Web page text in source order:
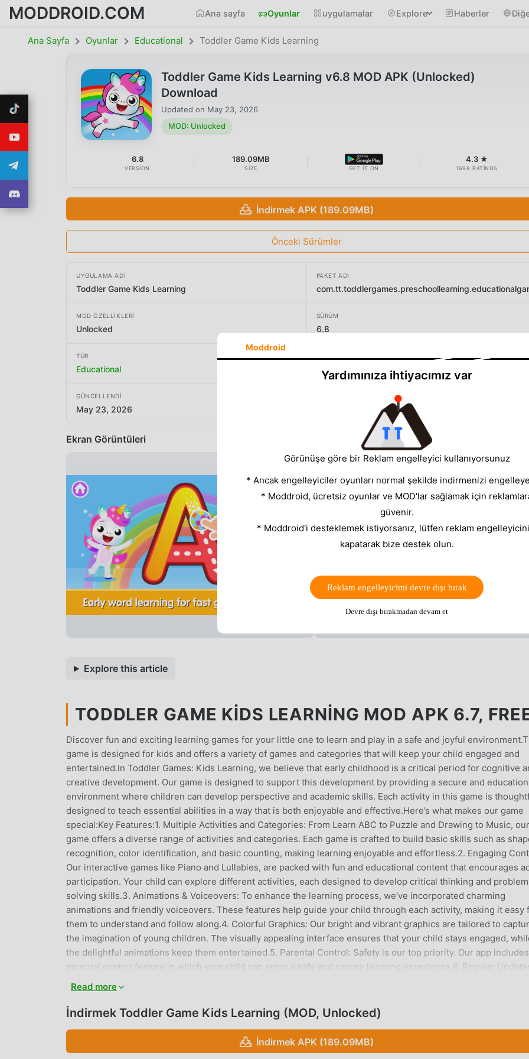
MODDROID.COM Ana sayfa Oyunlar uygulamalar Explore Haberler
Ana Sayfa Oyunlar Educational Toddler Game Kids Learning
Toddler Game Kids Learning v6.8 MOD APK (Unlocked)
Download
Updated on May 23, 2026
MOD: Unlocked
6.8
VERSION
189.09MB
SIZE GET IT ON
4.3 ★
1698 RATINGS
İndirmek APK (189.09MB)
Önceki Sürümler
UYGULAMA ADI
Toddler Game Kids Learning
PAKET ADI
MOD ÖZELLIKLERI
Unlocked
SÜRÜM
6.8
TÜR
Educational Toy Tap LLP
GÜNCELLENDI
May 23, 2026
Ekran Görüntüleri
Explore this article
TODDLER GAME KIDS LEARNING MOD APK 6.7,
Discover fun and exciting learning games for your little one to learn and play in a safe and joyful
game is designed for kids and offers a variety of games and categories that will keep your child engaged and
entertained.In Toddler Games: Kids Learning, we believe that early childhood is a critical period for cognitive
creative development. Our game is designed to support this development by providing a secure and
environment where children can develop perspective and academic skills. Each activity in this game is
designed to teach essential abilities in a way that is both enjoyable and effective.Here’s what makes our game
special:Key Features:1. Multiple Activities and Categories: From Learn ABC to Puzzle and Drawing to Music, our
game offers a diverse range of activities and categories. Each game is crafted to build basic skills such as
recognition, color identification, and basic counting, making learning enjoyable and effortless.2. Engaging
Our interactive games like Piano and Lullabies, are packed with fun and educational content that encourages
participation. Your child can explore different activities, each designed to develop critical thinking and
solving skills.3. Animations & Voiceovers: To enhance the learning process, we’ve incorporated charming
animations and friendly voiceovers. These features help guide your child through each activity, making it easy
them to understand and follow along.4. Colorful Graphics: Our bright and vibrant graphics are tailored to
the imagination of young children. The visually appealing interface ensures that your child stays engaged,
the delightful animations keep them entertained.5. Parental Control: Safety is our top priority. Our app
parental control feature in which your child can enjoy a safe and secure learning experience.6. Regular
We are committed to providing the best learning experience for your child. Our team is constantly working on
content and features, ensuring that there’s always something fresh and exciting in the app.Give your child the
of entertainment and education with Toddler Games: Kids Learning. Watch them explore new games, develop
essential skills, and grow with confidence.Website: https://www.taptoy.io/Privacy Policy: http://taptoy.io/privacy/
TODDLER GAME KIDS LEARNING GIRIŞ
Read more
İndirmek Toddler Game Kids Learning (MOD, Unlocked)
İndirmek APK (189.09MB)
Moddroid
Yardımınıza ihtiyacımız var
Görünüşe göre bir Reklam engelleyici kullanıyorsunuz
* Ancak engelleyiciler oyunları normal şekilde indirmenizi
* Moddroid, ücretsiz oyunlar ve MOD'lar sağlamak için
güvenir.
* Moddroid'i desteklemek istiyorsanız, lütfen reklam
kapatarak bize destek olun.
Reklam engelleyicimi devre dışı bırak
Devre dışı bırakmadan devam et